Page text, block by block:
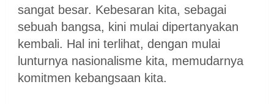
sangat besar. Kebesaran kita, sebagai
sebuah bangsa, kini mulai dipertanyakan
kembali. Hal ini terlihat, dengan mulai
lunturnya nasionalisme kita, memudarnya
komitmen kebangsaan kita.